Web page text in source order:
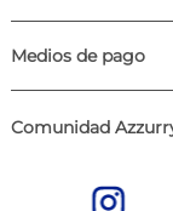
Medios de pago
Comunidad